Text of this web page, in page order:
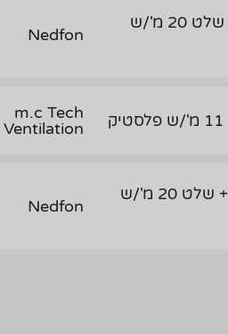
מסך אויר 90 ס"מ מחוזק + שלט 20 מ'/ש
Nedfon
m.c Tech
Ventilation
מסך אויר 120 ס"מ מחוזק + שלט 20 מ'/ש
Nedfon